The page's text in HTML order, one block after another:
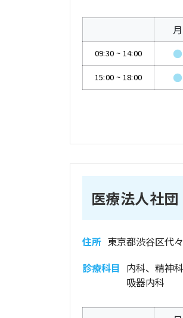
月
09:30 ~ 14:00 ●
15:00 ~ 18:00 ●
医療法人社
住所 東京都渋谷区代
診療科目 内科、精神
吸器内科